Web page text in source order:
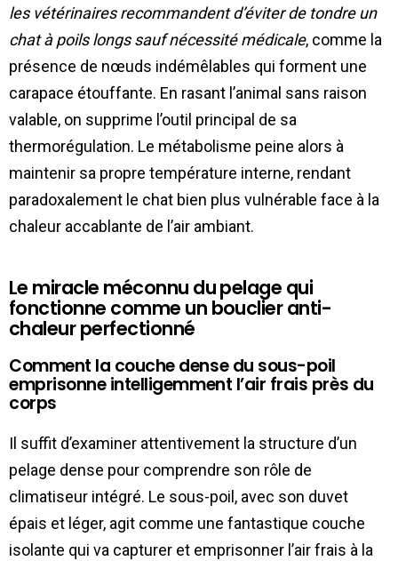
les vétérinaires recommandent d’éviter de tondre un
chat à poils longs sauf nécessité médicale, comme la
présence de nœuds indémêlables qui forment une
carapace étouffante. En rasant l’animal sans raison
valable, on supprime l’outil principal de sa
thermorégulation. Le métabolisme peine alors à
maintenir sa propre température interne, rendant
paradoxalement le chat bien plus vulnérable face à la
chaleur accablante de l’air ambiant.
Le miracle méconnu du pelage qui
fonctionne comme un bouclier anti-
chaleur perfectionné
Comment la couche dense du sous-poil
emprisonne intelligemment l’air frais près du
corps
Il suffit d’examiner attentivement la structure d’un
pelage dense pour comprendre son rôle de
climatiseur intégré. Le sous-poil, avec son duvet
épais et léger, agit comme une fantastique couche
isolante qui va capturer et emprisonner l’air frais à la